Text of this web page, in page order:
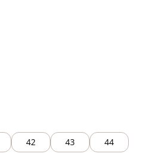
42 43
44